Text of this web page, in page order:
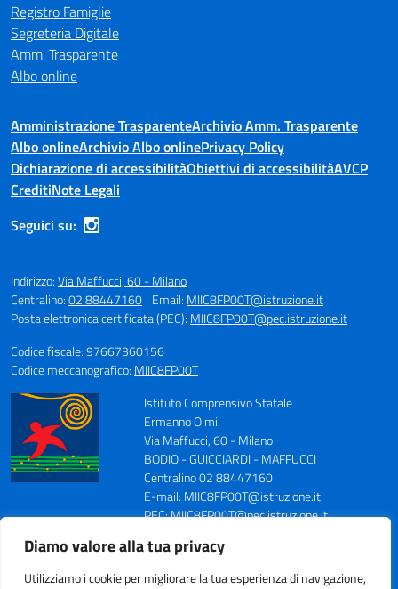
Diamo valore alla tua privacy
Utilizziamo i cookie per migliorare la tua esperienza di navigazione,
Registro Famiglie
Segreteria Digitale
Amm. Trasparente
Albo online
Amministrazione TrasparenteArchivio Amm. Trasparente
Albo onlineArchivio Albo onlinePrivacy Policy
Dichiarazione di accessibilitàObiettivi di accessibilitàAVCP
CreditiNote Legali
Seguici su:
Indirizzo:Via Maffucci, 60 - Milano
Centralino:02 88447160 Email: MIIC8FP00T@istruzione.it
Posta elettronica certificata (PEC): MIIC8FP00T@pec.istruzione.it
Codice fiscale: 97667360156
Codice meccanografico: MIIC8FP00T
Istituto Comprensivo Statale
Ermanno Olmi
Via Maffucci, 60 - Milano
BODIO - GUICCIARDI - MAFFUCCI
Centralino 02 88447160
E-mail: MIIC8FP00T@istruzione.it
PEC: MIIC8FP00T@pec.istruzione.it
Codice Fiscale: 97667360156
Fax 0288447164